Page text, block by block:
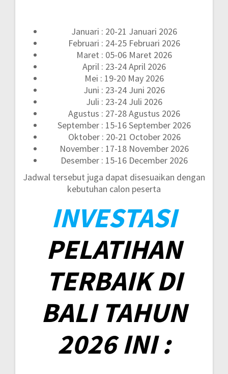
Januari : 20-21 Januari 2026
Februari : 24-25 Februari 2026
Maret : 05-06 Maret 2026
April : 23-24 April 2026
Mei : 19-20 May 2026
Juni : 23-24 Juni 2026
Juli : 23-24 Juli 2026
Agustus : 27-28 Agustus 2026
September : 15-16 September 2026
Oktober : 20-21 October 2026
November : 17-18 November 2026
Desember : 15-16 December 2026
Jadwal tersebut juga dapat disesuaikan dengan
kebutuhan calon peserta
INVESTASI
PELATIHAN
TERBAIK DI
BALI TAHUN
2026 INI :